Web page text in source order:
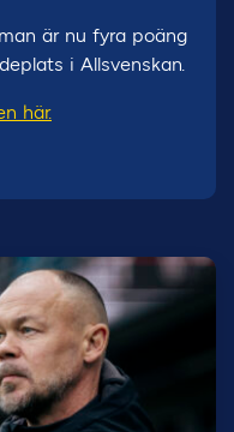
är nu fyra poäng
i Allsvenskan.
här.